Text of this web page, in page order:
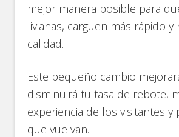
mejor manera posible para
livianas, carguen más rápido
calidad.
Este pequeño cambio
disminuirá tu tasa de rebote,
experiencia de los visitantes y
que vuelvan.